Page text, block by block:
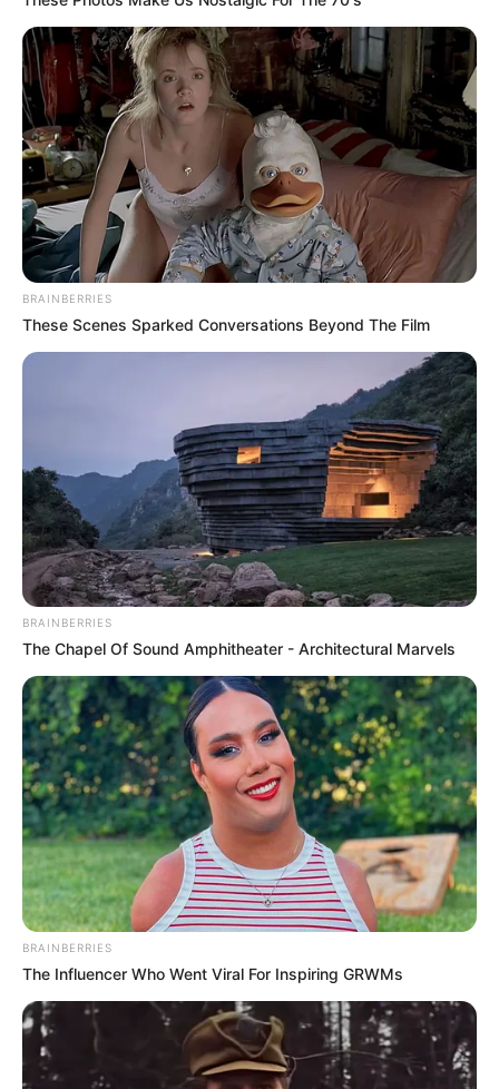
TAGS
ΑΙΔΗΨΟΣ
ΑΥΤΟΚΙΝΗΤΟ
ΚΕΝΤΡΟ ΥΓΕΙΑΣ ΙΣΤΙΑΙΑΣ
ΟΔΗΓΟΙ
ΠΟΥ ΕΓΙΝΕ ΤΡΟΧΑΙΟ ΣΤΗΝ ΕΥΒΟΙΑ
ΤΑΥΤΟΤΗΤΑ ΚΑΙ ΕΠΙΚΟΙΝΩΝΙΑ ΟΡΟΙ ΧΡΗΣΗΣ
© 2025 EVIANEWS του Γιώργου Κουτσελίνη
BRAINBERRIES
These Scenes Sparked Conversations Beyond The Film
BRAINBERRIES
The Chapel Of Sound Amphitheater - Architectural Marvels
BRAINBERRIES
The Influencer Who Went Viral For Inspiring GRWMs